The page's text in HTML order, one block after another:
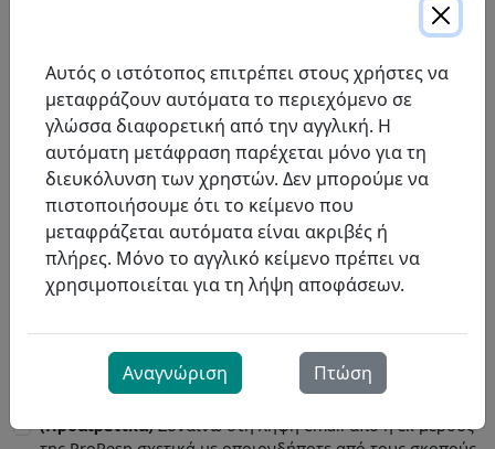
Other…
Ενδιαφέρομαι επίσης για:
Μήνυμα
Πληκτρολογήστε το μήνυμά σας στον χώρο που παρέχεται
παρακάτω
(Προαιρετικά)Συναινώ στη λήψη email από ή εκ μέρους
Αυτός ο ιστότοπος επιτρέπει στους χρήστες να
μεταφράζουν αυτόματα το περιεχόμενο σε
γλώσσα διαφορετική από την αγγλική. Η
αυτόματη μετάφραση παρέχεται μόνο για τη
διευκόλυνση των χρηστών. Δεν μπορούμε να
πιστοποιήσουμε ότι το κείμενο που
μεταφράζεται αυτόματα είναι ακριβές ή
πλήρες. Μόνο το αγγλικό κείμενο πρέπει να
χρησιμοποιείται για τη λήψη αποφάσεων.
Αναγνώριση Πτώση